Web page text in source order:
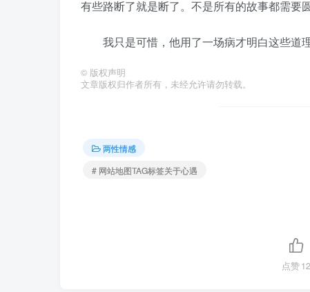
有些路断了就是断了。不是所有的故事都需要
我只是可惜，他用了一场病才明白这些道理
© 版权声明
文章版权归作者所有，未经允许请勿转载。
两性情感
# 网站地图TAG标签关于心遇
点赞12